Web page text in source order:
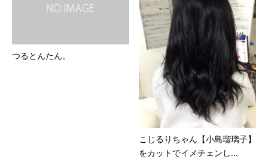
つるとんたん。
こじるりちゃん【小島瑠璃子】
をカットでイメチェンし...